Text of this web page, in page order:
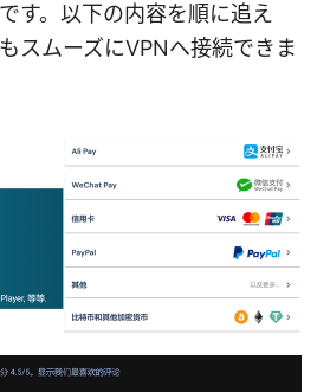
す。以下の内容を順に追え
スムーズにVPNへ接続できま